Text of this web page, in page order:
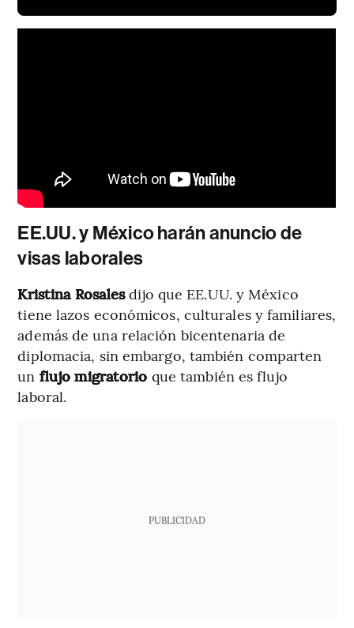
EE.UU. y México harán anuncio de
visas laborales
Kristina Rosalesdijo que EE.UU. y México
tiene lazos económicos, culturales y familiares,
además de una relación bicentenaria de
diplomacia, sin embargo, también comparten
un flujo migratorio que también es flujo
laboral.
PUBLICIDAD